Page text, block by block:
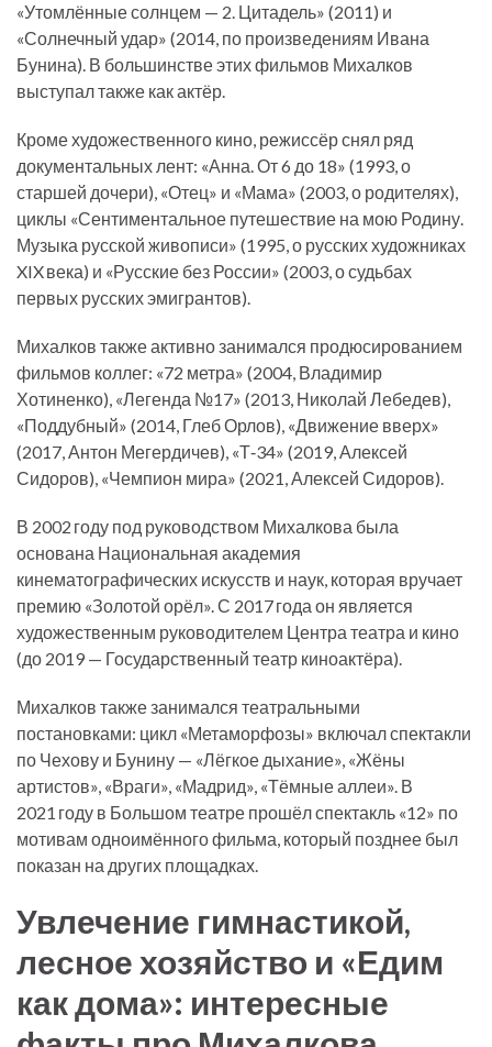
«Утомлённые солнцем — 2. Цитадель» (2011) и
«Солнечный удар» (2014, по произведениям Ивана
Бунина). В большинстве этих фильмов Михалков
выступал также как актёр.
Кроме художественного кино, режиссёр снял ряд
документальных лент: «Анна. От 6 до 18» (1993, о
старшей дочери), «Отец» и «Мама» (2003, о родителях),
циклы «Сентиментальное путешествие на мою Родину.
Музыка русской живописи» (1995, о русских художниках
XIX века) и «Русские без России» (2003, о судьбах
первых русских эмигрантов).
Михалков также активно занимался продюсированием
фильмов коллег: «72 метра» (2004, Владимир
Хотиненко), «Легенда №17» (2013, Николай Лебедев),
«Поддубный» (2014, Глеб Орлов), «Движение вверх»
(2017, Антон Мегердичев), «Т‑34» (2019, Алексей
Сидоров), «Чемпион мира» (2021, Алексей Сидоров).
В 2002 году под руководством Михалкова была
основана Национальная академия
кинематографических искусств и наук, которая вручает
премию «Золотой орёл». С 2017 года он является
художественным руководителем Центра театра и кино
(до 2019 — Государственный театр киноактёра).
Михалков также занимался театральными
постановками: цикл «Метаморфозы» включал спектакли
по Чехову и Бунину — «Лёгкое дыхание», «Жёны
артистов», «Враги», «Мадрид», «Тёмные аллеи». В
2021 году в Большом театре прошёл спектакль «12» по
мотивам одноимённого фильма, который позднее был
показан на других площадках.
Увлечение гимнастикой,
лесное хозяйство и «Едим
как дома»: интересные